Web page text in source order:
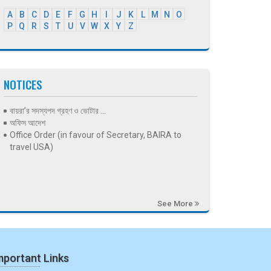
A B C D E F G H J K L M N
O
P
Q R S T U V W X Y Z
NOTICES
বায়রা’র সদস্যপদ গ্রহণ ও ভোটার ...
অফিস আদেশ
Office Order (in favour of Secretary, BAIRA to
travel USA)
See More
Links